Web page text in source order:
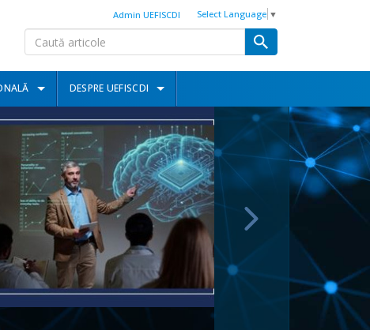
Select Language ▼
Admin UEFISCDI
DESPRE UEFISCDI